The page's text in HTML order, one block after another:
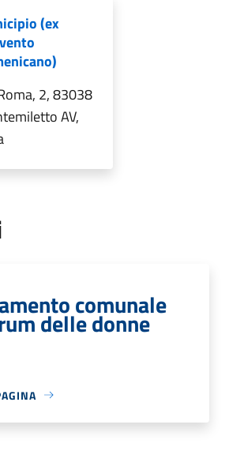
(ex
2, 83038
AV,
comunale
delle donne